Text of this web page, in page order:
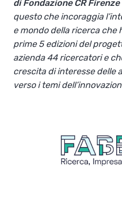
di Fondazione CR Firenze
questo che incoraggia
e mondo della ricerca che
prime 5 edizioni del
azienda 44 ricercatori e
crescita di interesse delle
verso i temi